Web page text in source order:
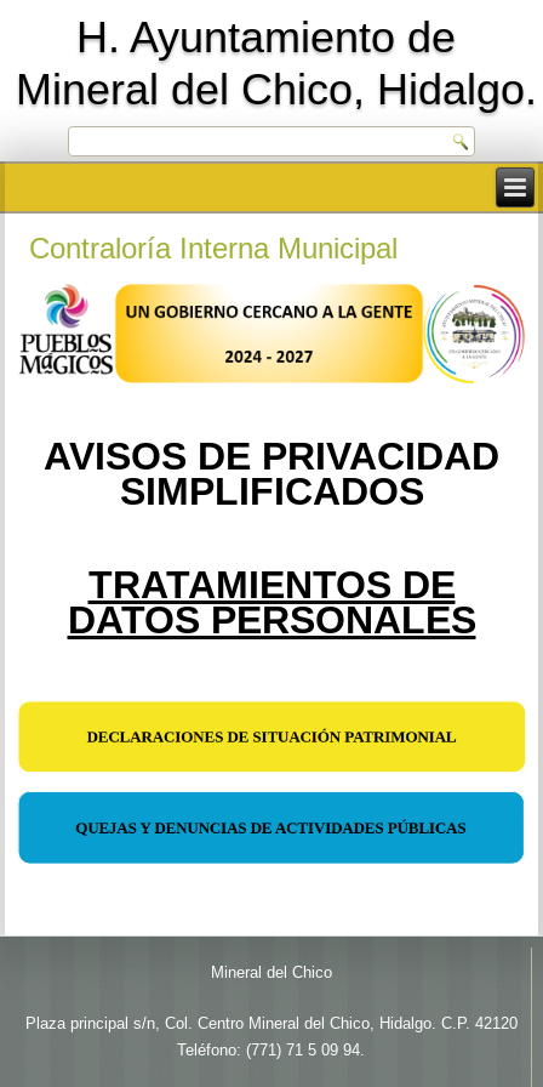
H. Ayuntamiento de
Mineral del Chico, Hidalgo.
Contraloría Interna Municipal
AVISOS DE PRIVACIDAD
SIMPLIFICADOS
TRATAMIENTOS DE
DATOS PERSONALES
Mineral del Chico
Plaza principal s/n, Col. Centro Mineral del Chico, Hidalgo. C.P. 42120
Teléfono: (771) 71 5 09 94.